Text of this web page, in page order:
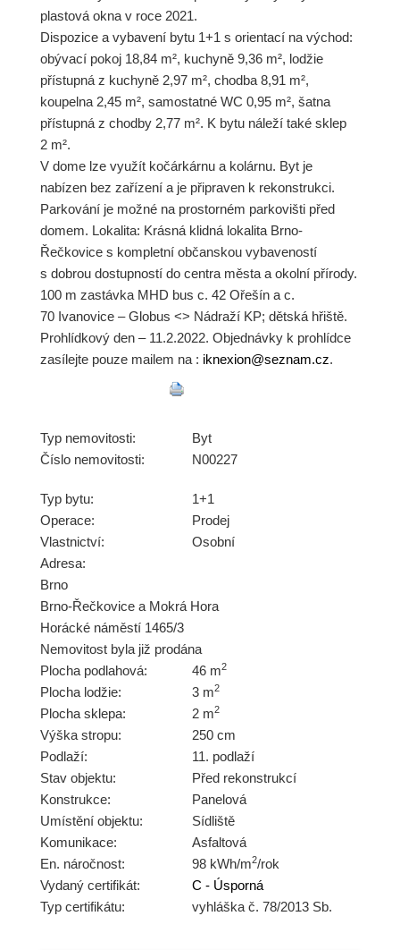
plastová okna v roce 2021.
Dispozice a vybavení bytu 1+1 s orientací na východ:
obývací pokoj 18,84 m², kuchyně 9,36 m², lodžie
přístupná z kuchyně 2,97 m², chodba 8,91 m²,
koupelna 2,45 m², samostatné WC 0,95 m², šatna
přístupná z chodby 2,77 m². K bytu náleží také sklep
2 m².
V dome lze využít kočárkárnu a kolárnu. Byt je
nabízen bez zařízení a je připraven k rekonstrukci.
Parkování je možné na prostorném parkovišti před
domem. Lokalita: Krásná klidná lokalita Brno-
Řečkovice s kompletní občanskou vybaveností
s dobrou dostupností do centra města a okolní přírody.
100 m zastávka MHD bus c. 42 Ořešín a c.
70 Ivanovice – Globus <> Nádraží KP; dětská hřiště.
Prohlídkový den – 11.2.2022. Ob­jednávky k prohlídce
zasílejte pouze mailem na : iknexion@seznam.cz.
Typ nemovitosti:
Byt
Číslo nemovitosti:
N00227
Typ bytu:
1+1
Operace:
Prodej
Vlastnictví:
Osobní
Adresa:
Brno
Brno-Řečkovice a Mokrá Hora
Horácké náměstí 1465/3
Nemovitost byla již prodána
Plocha podlahová:
46 m2
Plocha lodžie: 3 m2
Plocha sklepa: 2 m2
Výška stropu:
250 cm
Podlaží:
11. podlaží
Stav objektu:
Před rekonstrukcí
Konstrukce:
Panelová
Umístění objektu:
Sídliště
Komunikace:
Asfaltová
En. náročnost:
98 kWh/m2/rok
Vydaný certifikát:
C - Úsporná
Typ certifikátu:
vyhláška č. 78/2013 Sb.